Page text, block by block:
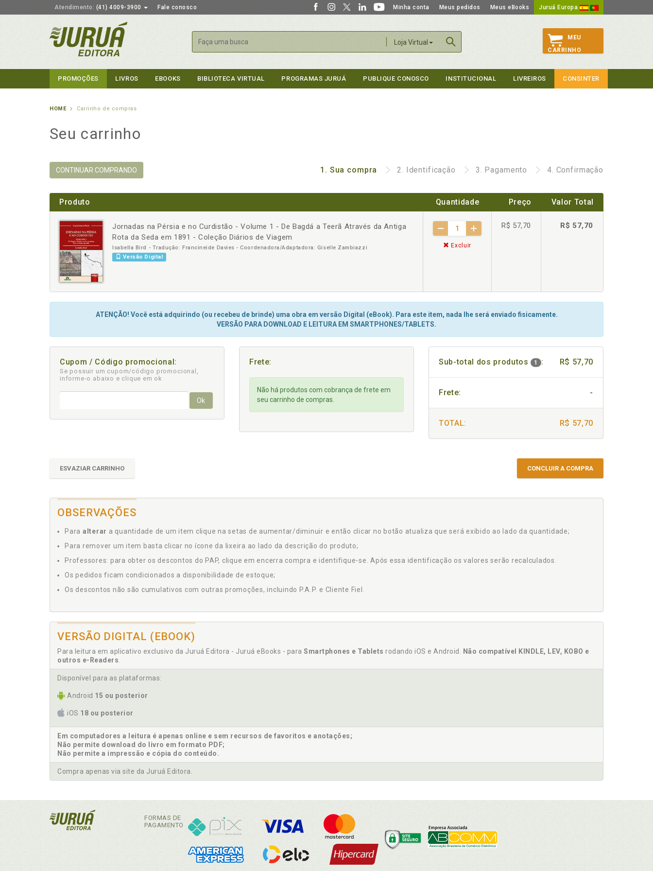
Atendimento: (41) 4009-3900 Fale conosco Minha conta Meus pedidos Meus eBooks Juruá Europa
Loja Virtual
Buscar
MEU
CARRINHO
PROMOÇÕES LIVROS EBOOKS BIBLIOTECA VIRTUAL PROGRAMAS JURUÁ PUBLIQUE CONOSCO INSTITUCIONAL LIVREIROS CONSINTER
HOME Carrinho de compras
Seu carrinho
CONTINUAR COMPRANDO 1. Sua compra 2. Identificação 3. Pagamento 4. Confirmação
Produto Quantidade Preço Valor Total
Jornadas na Pérsia e no Curdistão - Volume 1 - De Bagdá a Teerã Através da Antiga
Rota da Seda em 1891 - Coleção Diários de Viagem
Isabella Bird - Tradução: Francineide Davies - Coordenadora/Adaptadora: Giselle Zambiazzi
Versão Digital
+
Excluir
R$ 57,70 R$ 57,70
ATENÇÃO! Você está adquirindo (ou recebeu de brinde) uma obra em versão Digital (eBook). Para este item, nada lhe será enviado fisicamente.
VERSÃO PARA DOWNLOAD E LEITURA EM SMARTPHONES/TABLETS.
Cupom / Código promocional:
Se possuir um cupom/código promocional,
informe-o abaixo e clique em ok
Ok
Frete:
Não há produtos com cobrança de frete em
seu carrinho de compras.
Sub-total dos produtos 1 : R$ 57,70
Frete: -
TOTAL: R$ 57,70
ESVAZIAR CARRINHO CONCLUIR A COMPRA
OBSERVAÇÕES
Para alterar a quantidade de um item clique na setas de aumentar/diminuir e então clicar no botão atualiza que será exibido ao lado da quantidade;
Para remover um item basta clicar no ícone da lixeira ao lado da descrição do produto;
Professores: para obter os descontos do PAP, clique em encerra compra e identifique-se. Após essa identificação os valores serão recalculados.
Os pedidos ficam condicionados a disponibilidade de estoque;
Os descontos não são cumulativos com outras promoções, incluindo P.A.P. e Cliente Fiel.
VERSÃO DIGITAL (EBOOK)
Para leitura em aplicativo exclusivo da Juruá Editora - Juruá eBooks - para Smartphones e Tablets rodando iOS e Android.
Não compatível KINDLE, LEV, KOBO e
outros e-Readers
Disponível para as plataformas:
Android 15 ou posterior
iOS 18 ou posterior
Em computadores a leitura é apenas online e sem recursos de favoritos e anotações;
Não permite download do livro em formato PDF;
Não permite a impressão e cópia do conteúdo.
Compra apenas via site da Juruá Editora.
FORMAS DE
PAGAMENTO